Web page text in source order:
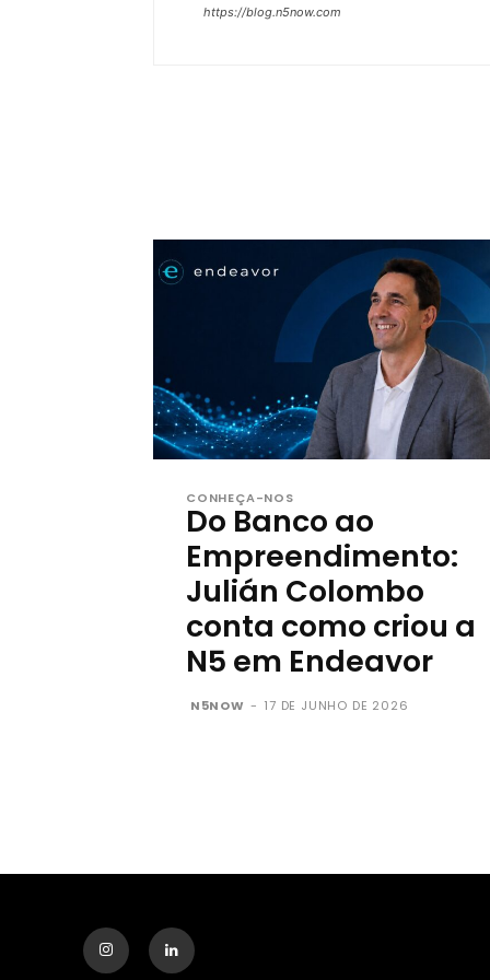
https://blog.n5now.com
CONHEÇA-NOS
Do Banco ao
Empreendimento:
Julián Colombo
conta como criou a
N5 em Endeavor
N5NOW - 17 DE JUNHO DE 2026